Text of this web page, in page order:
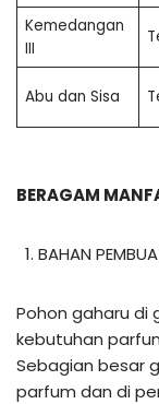
Kemedangan
III
Abu dan Sisa
BERAGAM
BAHAN
Pohon gaharu di
kebutuhan
Sebagian besar
parfum dan di